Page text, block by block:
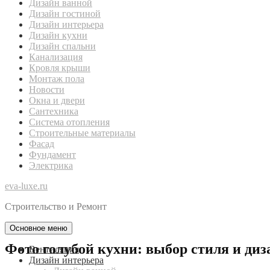
Дизайн ванной
Дизайн гостиной
Дизайн интерьера
Дизайн кухни
Дизайн спальни
Канализация
Кровля крыши
Монтаж пола
Новости
Окна и двери
Сантехника
Система отопления
Строительные материалы
Фасад
Фундамент
Электрика
eva-luxe.ru
Строительство и Ремонт
Основное меню
Вентиляция
Дизайн интерьера
Фото голубой кухни: выбор стиля и